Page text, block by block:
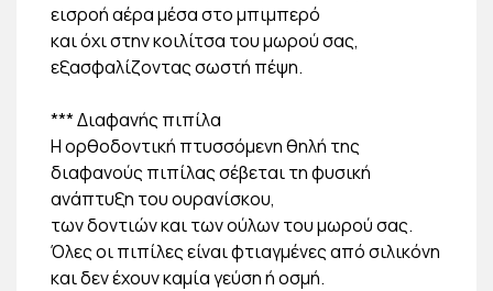
εισροή αέρα μέσα στο μπιμπερό
και όχι στην κοιλίτσα του μωρού σας,
εξασφαλίζοντας σωστή πέψη.
*** Διαφανής πιπίλα
Η ορθοδοντική πτυσσόμενη θηλή της
διαφανούς πιπίλας σέβεται τη φυσική
ανάπτυξη του ουρανίσκου,
των δοντιών και των ούλων του μωρού σας.
Όλες οι πιπίλες είναι φτιαγμένες από σιλικόνη
και δεν έχουν καμία γεύση ή οσμή.